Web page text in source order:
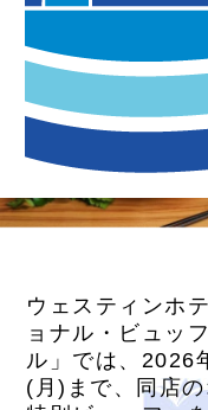
ウェスティンホ
ョナル・ビュッ
ル」では、2026
(月)まで、同店